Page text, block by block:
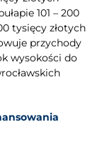
101 – 200
tysięcy złotych
przychody
wysokości do